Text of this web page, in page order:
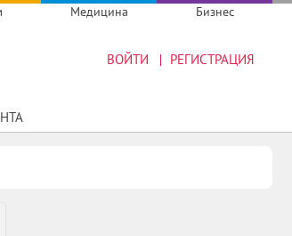
Медицина Бизнес
ВОЙТИ РЕГИСТРАЦИЯ